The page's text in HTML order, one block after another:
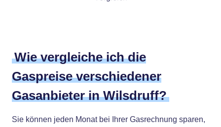
Wie vergleiche ich die
Gaspreise verschiedener
Gasanbieter in Wilsdruff?
Sie können jeden Monat bei Ihrer Gasrechnung sparen,